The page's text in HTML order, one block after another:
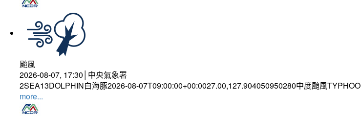
颱風
2026-08-07, 17:30│中央氣象署
2SEA13DOLPHIN白海豚2026-08-07T09:00:00+00:0027.00,127.904050950280中度颱風
more...